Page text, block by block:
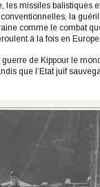
les missiles balistiques
la
comme le combat
à la fois en
de Kippour le
que l’Etat juif